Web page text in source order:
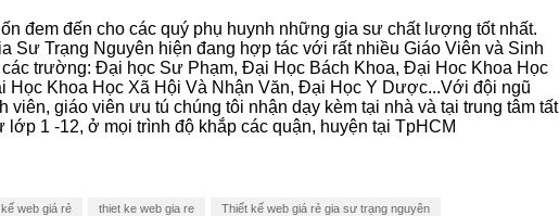
đem đến cho các quý phụ huynh những gia sư chất lượng tốt nhất.
Sư Trạng Nguyên hiện đang hợp tác với rất nhiều Giáo Viên và Sinh
trường: Đại học Sư Phạm, Đại Học Bách Khoa, Đại Hoc Khoa Học
Học Khoa Học Xã Hội Và Nhận Văn, Đại Học Y Dược...Với đội ngũ
viên, giáo viên ưu tú chúng tôi nhận dạy kèm tại nhà và tại trung tâm tất
lớp 1 -12, ở mọi trình độ khắp các quận, huyện tại TpHCM
web giá rẻ thiet ke web gia re Thiết kế web giá rẻ gia sư trạng nguyên